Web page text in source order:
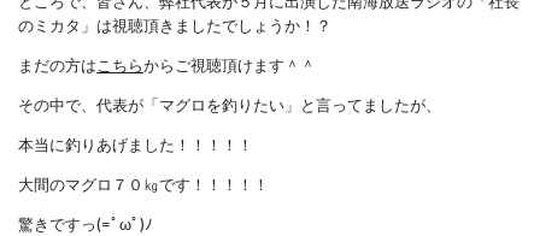
のミカタ」は視聴頂きましたでしょうか！？
まだの方は こちらからご視聴頂けます＾＾
その中で、代表が「マグロを釣りたい」と言ってましたが、
本当に釣りあげました！！！！！
大間のマグロ７０㎏です！！！！！
驚きですっ(=ﾟωﾟ)ﾉ